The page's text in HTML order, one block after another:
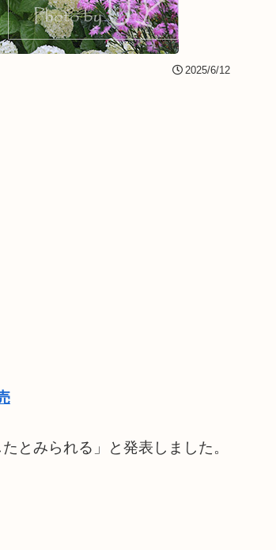
2025/6/12
とみられる」と発表しました。